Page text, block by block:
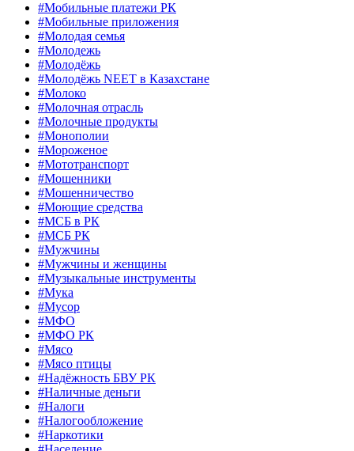
#Мобильные платежи РК
#Мобильные приложения
#Молодая семья
#Молодежь
#Молодёжь
#Молодёжь NEET в Казахстане
#Молоко
#Молочная отрасль
#Молочные продукты
#Монополии
#Мороженое
#Мототранспорт
#Мошенники
#Мошенничество
#Моющие средства
#МСБ в РК
#МСБ РК
#Мужчины
#Мужчины и женщины
#Музыкальные инструменты
#Мука
#Мусор
#МФО
#МФО РК
#Мясо
#Мясо птицы
#Надёжность БВУ РК
#Наличные деньги
#Налоги
#Налогообложение
#Наркотики